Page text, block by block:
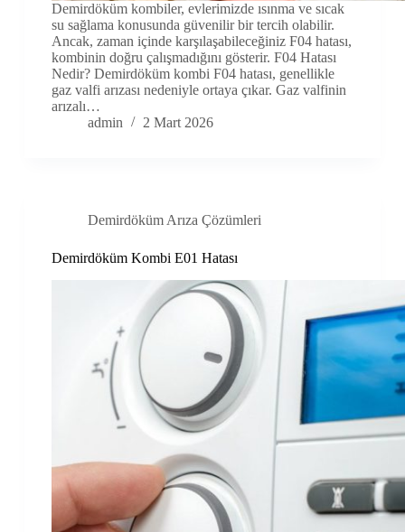
Demirdöküm kombiler, evlerimizde ısınma ve sıcak
su sağlama konusunda güvenilir bir tercih olabilir.
Ancak, zaman içinde karşılaşabileceğiniz F04 hatası,
kombinin doğru çalışmadığını gösterir. F04 Hatası
Nedir? Demirdöküm kombi F04 hatası, genellikle
gaz valfi arızası nedeniyle ortaya çıkar. Gaz valfinin
arızalı…
admin
2 Mart 2026
Demirdöküm Arıza Çözümleri
Demirdöküm Kombi E01 Hatası